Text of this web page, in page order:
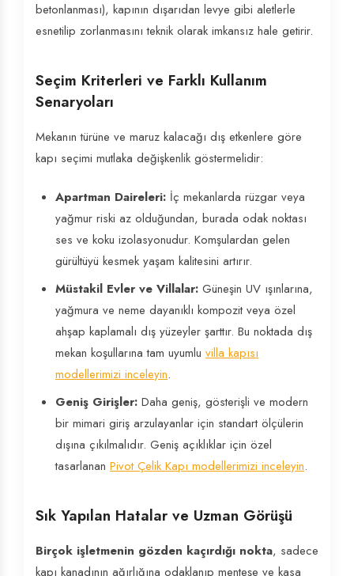
betonlanması), kapının dışarıdan levye gibi aletlerle
esnetilip zorlanmasını teknik olarak imkansız hale getirir.
Seçim Kriterleri ve Farklı Kullanım
Senaryoları
Mekanın türüne ve maruz kalacağı dış etkenlere göre
kapı seçimi mutlaka değişkenlik göstermelidir:
Apartman Daireleri: İç mekanlarda rüzgar veya
yağmur riski az olduğundan, burada odak noktası
ses ve koku izolasyonudur. Komşulardan gelen
gürültüyü kesmek yaşam kalitesini artırır.
Müstakil Evler ve Villalar: Güneşin UV ışınlarına,
yağmura ve neme dayanıklı kompozit veya özel
ahşap kaplamalı dış yüzeyler şarttır. Bu noktada dış
mekan koşullarına tam uyumlu villa kapısı
modellerimizi inceleyin.
Geniş Girişler: Daha geniş, gösterişli ve modern
bir mimari giriş arzulayanlar için standart ölçülerin
dışına çıkılmalıdır. Geniş açıklıklar için özel
tasarlanan Pivot Çelik Kapı modellerimizi inceleyin.
Sık Yapılan Hatalar ve Uzman Görüşü
Birçok işletmenin gözden kaçırdığı nokta, sadece
kapı kanadının ağırlığına odaklanıp menteşe ve kasa